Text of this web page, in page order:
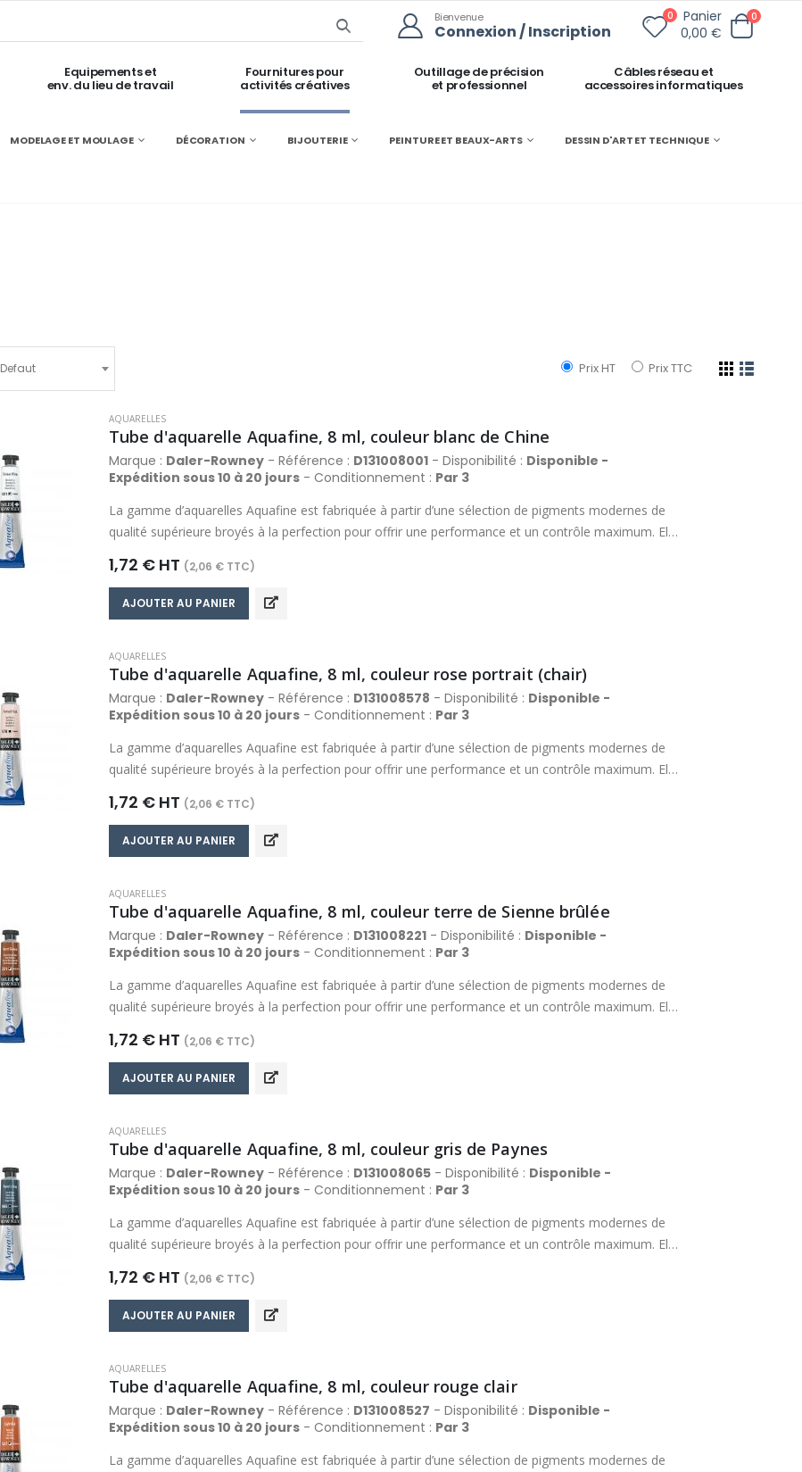
Bienvenue
Connexion / Inscription
0
Panier
0,00 €
0
Equipements et
env. du lieu de travail
Fournitures pour
activités créatives
Outillage de précision
et professionnel
Câbles réseau et
accessoires informatiques
MODELAGE ET MOULAGE DÉCORATION BIJOUTERIE PEINTURE ET BEAUX-ARTS
DESSIN D'ART ET TECHNIQUE
Defaut Prix HT Prix TTC
AQUARELLES
Tube d'aquarelle Aquafine, 8 ml, couleur blanc de Chine
Marque : Daler-Rowney - Référence : D131008001 - Disponibilité : Disponible -
Expédition sous 10 à 20 jours - Conditionnement : Par 3
La gamme d’aquarelles Aquafine est fabriquée à partir d’une sélection de pigments modernes de
qualité supérieure broyés à la perfection pour offrir une performance et un contrôle maximum. Elle
propriétés de travail optimales qui produisent de manière fiable des lavis magnifiques et délicats.
Composée d’une palette de 48 couleurs, la gamme Aquafine peut se vanter de proposer la
gamme de couleur la plus variée dans sa catégorie. Tube en métal avec bouchon à vis.
1,72 € HT (2,06 € TTC)
AJOUTER AU PANIER
AQUARELLES
Tube d'aquarelle Aquafine, 8 ml, couleur rose portrait (chair)
Marque : Daler-Rowney - Référence : D131008578 - Disponibilité : Disponible -
Expédition sous 10 à 20 jours - Conditionnement : Par 3
La gamme d’aquarelles Aquafine est fabriquée à partir d’une sélection de pigments modernes de
qualité supérieure broyés à la perfection pour offrir une performance et un contrôle maximum. Elle
propriétés de travail optimales qui produisent de manière fiable des lavis magnifiques et délicats.
Composée d’une palette de 48 couleurs, la gamme Aquafine peut se vanter de proposer la
gamme de couleur la plus variée dans sa catégorie. Tube en métal avec bouchon à vis.
1,72 € HT (2,06 € TTC)
AJOUTER AU PANIER
AQUARELLES
Tube d'aquarelle Aquafine, 8 ml, couleur terre de Sienne brûlée
Marque : Daler-Rowney - Référence : D131008221 - Disponibilité : Disponible -
Expédition sous 10 à 20 jours - Conditionnement : Par 3
La gamme d’aquarelles Aquafine est fabriquée à partir d’une sélection de pigments modernes de
qualité supérieure broyés à la perfection pour offrir une performance et un contrôle maximum. Elle
propriétés de travail optimales qui produisent de manière fiable des lavis magnifiques et délicats.
Composée d’une palette de 48 couleurs, la gamme Aquafine peut se vanter de proposer la
gamme de couleur la plus variée dans sa catégorie. Tube en métal avec bouchon à vis.
1,72 € HT (2,06 € TTC)
AJOUTER AU PANIER
AQUARELLES
Tube d'aquarelle Aquafine, 8 ml, couleur gris de Paynes
Marque : Daler-Rowney - Référence : D131008065 - Disponibilité : Disponible -
Expédition sous 10 à 20 jours - Conditionnement : Par 3
La gamme d’aquarelles Aquafine est fabriquée à partir d’une sélection de pigments modernes de
qualité supérieure broyés à la perfection pour offrir une performance et un contrôle maximum. Elle
propriétés de travail optimales qui produisent de manière fiable des lavis magnifiques et délicats.
Composée d’une palette de 48 couleurs, la gamme Aquafine peut se vanter de proposer la
gamme de couleur la plus variée dans sa catégorie. Tube en métal avec bouchon à vis.
1,72 € HT (2,06 € TTC)
AJOUTER AU PANIER
AQUARELLES
Tube d'aquarelle Aquafine, 8 ml, couleur rouge clair
Marque : Daler-Rowney - Référence : D131008527 - Disponibilité : Disponible -
Expédition sous 10 à 20 jours - Conditionnement : Par 3
La gamme d’aquarelles Aquafine est fabriquée à partir d’une sélection de pigments modernes de